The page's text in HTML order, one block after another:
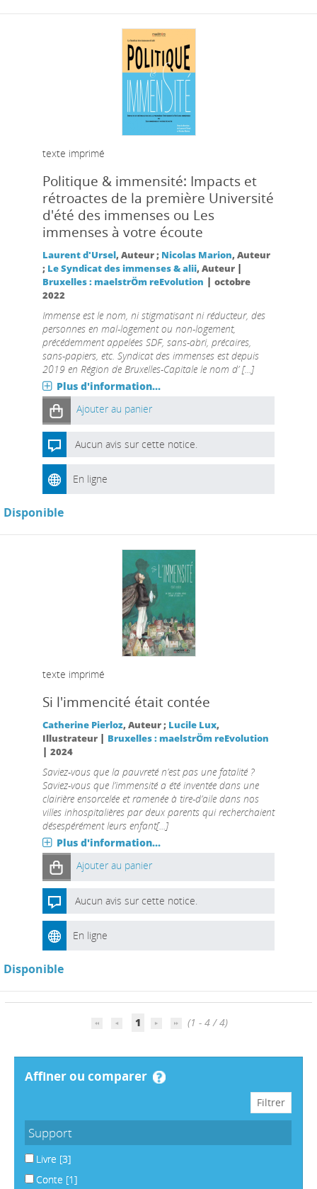
texte imprimé
Politique & immensité: Impacts et
rétroactes de la première Université
d'été des immenses ou Les
immenses à votre écoute
Laurent d'Ursel, Auteur ; Nicolas Marion, Auteur
; Le Syndicat des immenses & alii, Auteur |
Bruxelles : maelstrÖm reEvolution | octobre
2022
Immense est le nom, ni stigmatisant ni réducteur, des
personnes en mal-logement ou non-logement,
précédemment appelées SDF, sans-abri, précaires,
sans-papiers, etc. Syndicat des immenses est depuis
2019 en Région de Bruxelles-Capitale le nom d’ [...]
Plus d'information...
Ajouter au panier
Aucun avis sur cette notice.
En ligne
Disponible
texte imprimé
Si l'immencité était contée
Catherine Pierloz, Auteur ; Lucile Lux,
Illustrateur | Bruxelles : maelstrÖm reEvolution
| 2024
Saviez-vous que la pauvreté n’est pas une fatalité ?
Saviez-vous que l’immensité a été inventée dans une
clairière ensorcelée et ramenée à tire-d’aile dans nos
villes inhospitalières par deux parents qui recherchaient
désespérément leurs enfant[...]
Plus d'information...
Ajouter au panier
Aucun avis sur cette notice.
En ligne
Disponible
1 (1 - 4 / 4)
affiner ou comparer
Support
Livre [3]
Conte [1]